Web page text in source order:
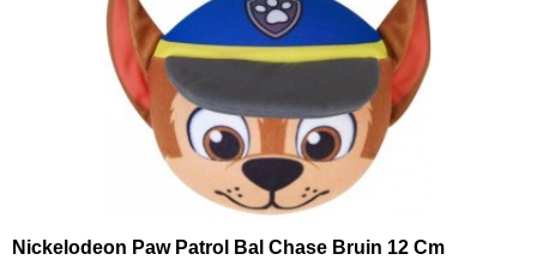
Nickelodeon Paw Patrol Bal Chase Bruin 12 Cm